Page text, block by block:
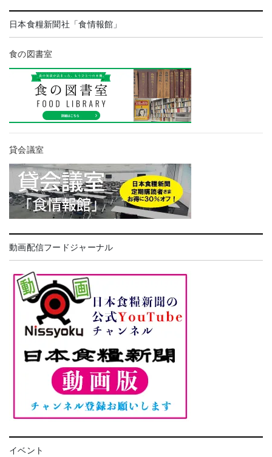
日本食糧新聞社「食情報館」
食の図書室
貸会議室
動画配信フードジャーナル
イベント